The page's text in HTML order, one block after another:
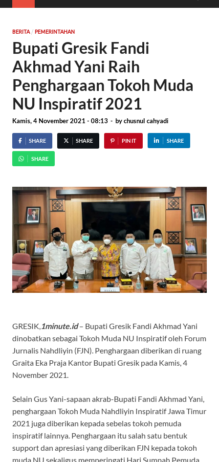
BERITA/ PEMERINTAHAN
Bupati Gresik Fandi
Akhmad Yani Raih
Penghargaan Tokoh Muda
NU Inspiratif 2021
Kamis, 4 November 2021 - 08:13 - bychusnul cahyadi
SHARE SHARE PIN IT SHARE
SHARE
GRESIK, 1minute.id– Bupati Gresik Fandi Akhmad Yani
dinobatkan sebagai Tokoh Muda NU Inspiratif oleh Forum
Jurnalis Nahdliyin (FJN). Penghargaan diberikan di ruang
Graita Eka Praja Kantor Bupati Gresik pada Kamis, 4
November 2021.
Selain Gus Yani-sapaan akrab-Bupati Fandi Akhmad Yani,
penghargaan Tokoh Muda Nahdliyin Inspiratif Jawa Timur
2021 juga diberikan kepada sebelas tokoh pemuda
inspiratif lainnya. Penghargaan itu salah satu bentuk
support dan apresiasi yang diberikan FJN kepada tokoh
muda NU sekaligus memperingati Hari Sumpah Pemuda